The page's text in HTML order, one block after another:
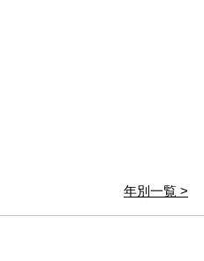
年別一覧 >